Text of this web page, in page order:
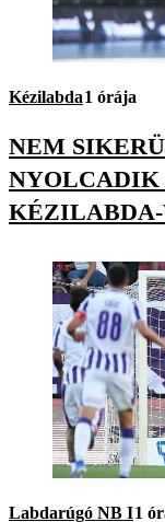
Kézilabda1 órája
NEM
NYOLCADIK
Labdarúgó NB I1